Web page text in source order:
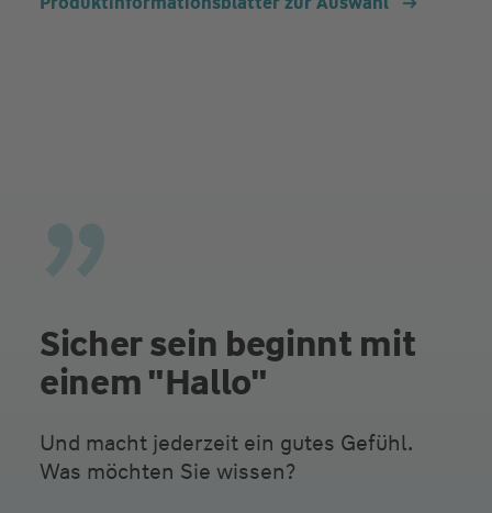
Sicher sein beginnt mit
einem "Hallo"
Und macht jederzeit ein gutes Gefühl.
Was möchten Sie wissen?